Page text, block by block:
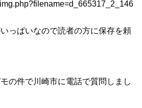
っぱいなので読者の方に保存を頼
の件で川崎市に電話で質問しまし